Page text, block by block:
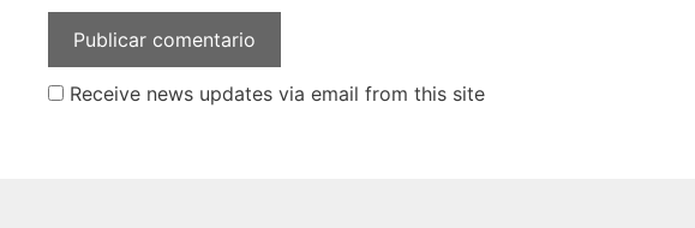
Receive news updates via email from this site